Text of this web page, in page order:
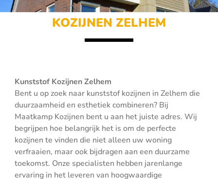
KOZIJNEN ZELHEM
Kunststof Kozijnen Zelhem
Bent u op zoek naar kunststof kozijnen in Zelhem die
duurzaamheid en esthetiek combineren? Bij
Maatkamp Kozijnen bent u aan het juiste adres. Wij
begrijpen hoe belangrijk het is om de perfecte
kozijnen te vinden die niet alleen uw woning
verfraaien, maar ook bijdragen aan een duurzame
toekomst. Onze specialisten hebben jarenlange
ervaring in het leveren van hoogwaardige